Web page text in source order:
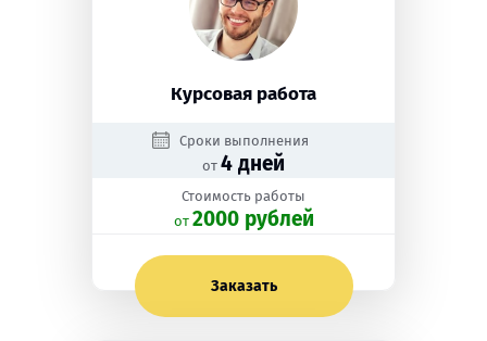
Курсовая работа
Сроки выполнения
от 4 дней
Стоимость работы
oт 2000 рублей
Заказать